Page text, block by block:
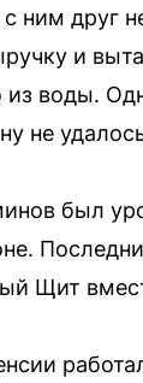
ним друг
и
из воды.
не
был
Щит